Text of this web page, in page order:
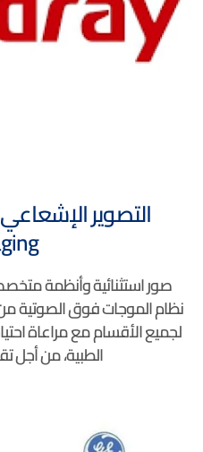
صور استثنائية وأنظمة
لجميع الأقسام مع مراعاة
الطبية، من أجل